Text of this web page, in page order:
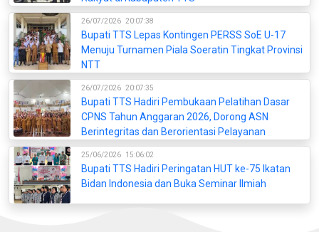
26/07/2026 20:07:38
Bupati TTS Lepas Kontingen PERSS SoE U-17
Menuju Turnamen Piala Soeratin Tingkat Provinsi
NTT
26/07/2026 20:07:35
Bupati TTS Hadiri Pembukaan Pelatihan Dasar
CPNS Tahun Anggaran 2026, Dorong ASN
Berintegritas dan Berorientasi Pelayanan
25/06/2026 15:06:02
Bupati TTS Hadiri Peringatan HUT ke-75 Ikatan
Bidan Indonesia dan Buka Seminar Ilmiah